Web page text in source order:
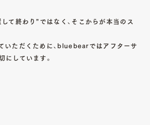
て終わり”ではなく、そこからが本当のス
いただくために、bluebearではアフターサ
にしています。